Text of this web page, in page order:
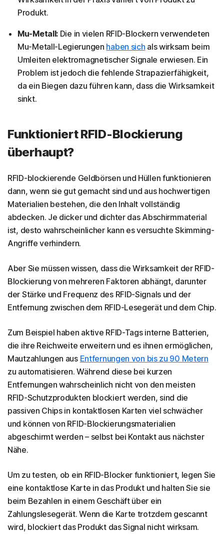
Produkt.
Mu-Metall: Die in vielen RFID-Blockern verwendeten
Mu-Metall-Legierungen haben sich als wirksam beim
Umleiten elektromagnetischer Signale erwiesen. Ein
Problem ist jedoch die fehlende Strapazierfähigkeit,
da ein Biegen dazu führen kann, dass die Wirksamkeit
sinkt.
Funktioniert RFID-Blockierung
überhaupt?
RFID-blockierende Geldbörsen und Hüllen funktionieren
dann, wenn sie gut gemacht sind und aus hochwertigen
Materialien bestehen, die den Inhalt vollständig
abdecken. Je dicker und dichter das Abschirmmaterial
ist, desto wahrscheinlicher kann es versuchte Skimming-
Angriffe verhindern.
Aber Sie müssen wissen, dass die Wirksamkeit der RFID-
Blockierung von mehreren Faktoren abhängt, darunter
der Stärke und Frequenz des RFID-Signals und der
Entfernung zwischen dem RFID-Lesegerät und dem Chip.
Zum Beispiel haben aktive RFID-Tags interne Batterien,
die ihre Reichweite erweitern und es ihnen ermöglichen,
Mautzahlungen aus Entfernungen von bis zu 90 Metern
zu automatisieren. Während diese bei kurzen
Entfernungen wahrscheinlich nicht von den meisten
RFID-Schutzprodukten blockiert werden, sind die
passiven Chips in kontaktlosen Karten viel schwächer
und können von RFID-Blockierungsmaterialien
abgeschirmt werden – selbst bei Kontakt aus nächster
Nähe.
Um zu testen, ob ein RFID-Blocker funktioniert, legen Sie
eine kontaktlose Karte in das Produkt und halten Sie sie
beim Bezahlen in einem Geschäft über ein
Zahlungslesegerät. Wenn die Karte trotzdem gescannt
wird, blockiert das Produkt das Signal nicht wirksam.